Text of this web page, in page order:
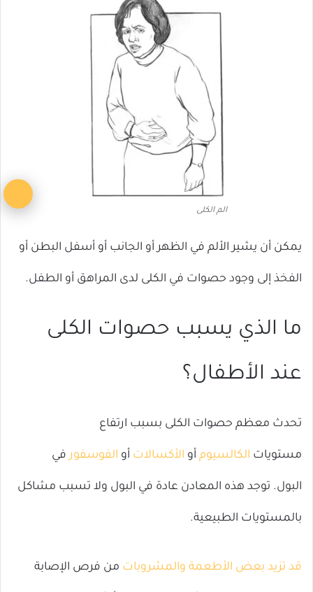
الم الكلى
يمكن أن يشير الألم في الظهر أو الجانب أو أسفل البطن أو
الفخذ إلى وجود حصوات في الكلى لدى المراهق أو الطفل.
ما الذي يسبب حصوات الكلى
عند الأطفال؟
تحدث معظم حصوات الكلى بسبب ارتفاع
مستويات الكالسيوم أو الأكسالات أو الفوسفور في
البول. توجد هذه المعادن عادة في البول ولا تسبب مشاكل
بالمستويات الطبيعية.
قد تزيد بعض الأطعمة والمشروبات من فرص الإصابة
زر